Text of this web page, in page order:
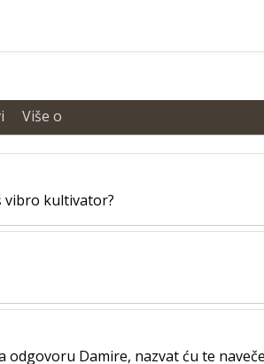
Više o
vibro kultivator?
odgovoru Damire, nazvat ću te